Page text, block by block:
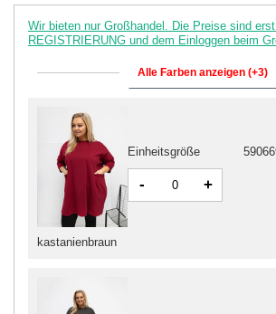
Wir bieten nur Großhandel. Die Preise sind
REGISTRIERUNG und dem Einloggen beim
Alle Farben anzeigen (+3)
kastanienbraun
Einheitsgröße
- +